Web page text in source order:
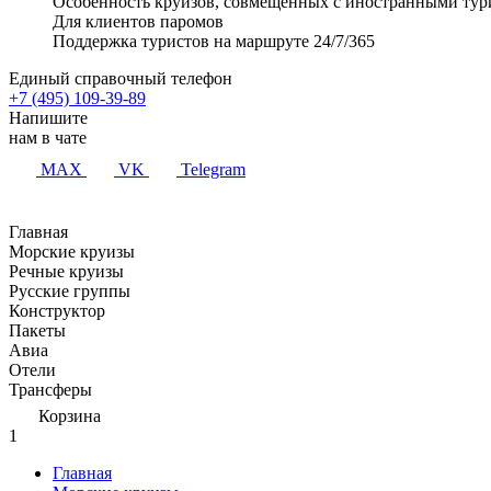
Для клиентов паромов
Поддержка туристов на маршруте 24/7/365
Единый справочный телефон
+7 (495) 109-39-89
Напишите
нам в чате
MAX
VK Telegram
Главная
Морские круизы
Речные круизы
Русские группы
Конструктор
Пакеты
Авиа
Отели
Трансферы
Корзина
1
Главная